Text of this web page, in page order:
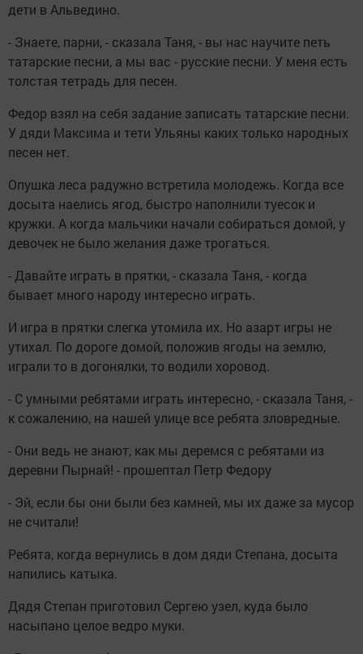
дети в Альведино.
- Знаете, парни, - сказала Таня, - вы нас научите петь
татарские песни, а мы вас - русские песни. У меня есть
толстая тетрадь для песен.
Федор взял на себя задание записать татарские песни.
У дяди Максима и тети Ульяны каких только народных
песен нет.
Опушка леса радужно встретила молодежь. Когда все
досыта наелись ягод, быстро наполнили туесок и
кружки. А когда мальчики начали собираться домой, у
девочек не было желания даже трогаться.
- Давайте играть в прятки, - сказала Таня, - когда
бывает много народу интересно играть.
И игра в прятки слегка утомила их. Но азарт игры не
утихал. По дороге домой, положив ягоды на землю,
играли то в догонялки, то водили хоровод.
- С умными ребятами играть интересно, - сказала Таня, -
к сожалению, на нашей улице все ребята зловредные.
- Они ведь не знают, как мы деремся с ребятами из
деревни Пырнай! - прошептал Петр Федору
- Эй, если бы они были без камней, мы их даже за мусор
не считали!
Ребята, когда вернулись в дом дяди Степана, досыта
напились катыка.
Дядя Степан приготовил Сергею узел, куда было
насыпано целое ведро муки.